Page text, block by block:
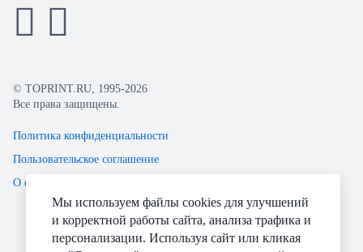
© TOPRINT.RU, 1995-2026
Все права защищены.
Политика конфиденциальности
Пользовательское соглашение
О файлах Cookie
Мы используем файлы cookies для улучшений
и корректной работы сайта, анализа трафика и
персонализации. Используя сайт или кликая